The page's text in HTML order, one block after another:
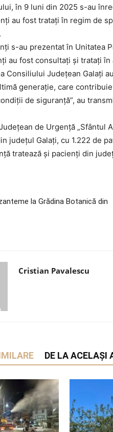
în 9 luni din 2025 s-au
au fost trataţi în regim de
s-au prezentat în Unitatea
au fost consultaţi şi trataţi
Consiliului Judeţean Galaţi
generaţie, care
de siguranţă”, au
de Urgenţă „Sfântul
judeţul Galaţi, cu 1.222 de
tratează şi pacienţi din
la Grădina Botanică din
Cristian Pavalescu
DE LA ACELAȘI